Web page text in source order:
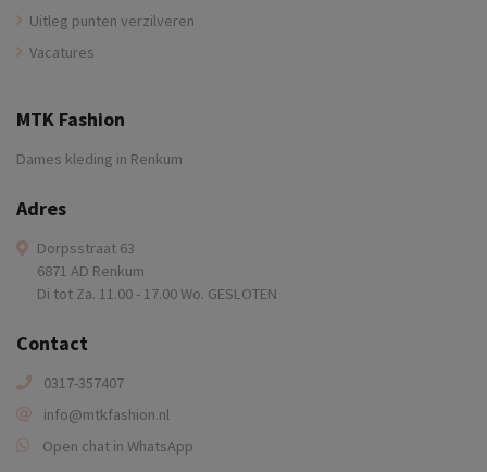
Uitleg punten verzilveren
Vacatures
MTK Fashion
Dames kleding in Renkum
Adres
Dorpsstraat 63
6871 AD Renkum
Di tot Za. 11.00 - 17.00 Wo. GESLOTEN
Contact
0317-357407
info@mtkfashion.nl
Open chat in WhatsApp